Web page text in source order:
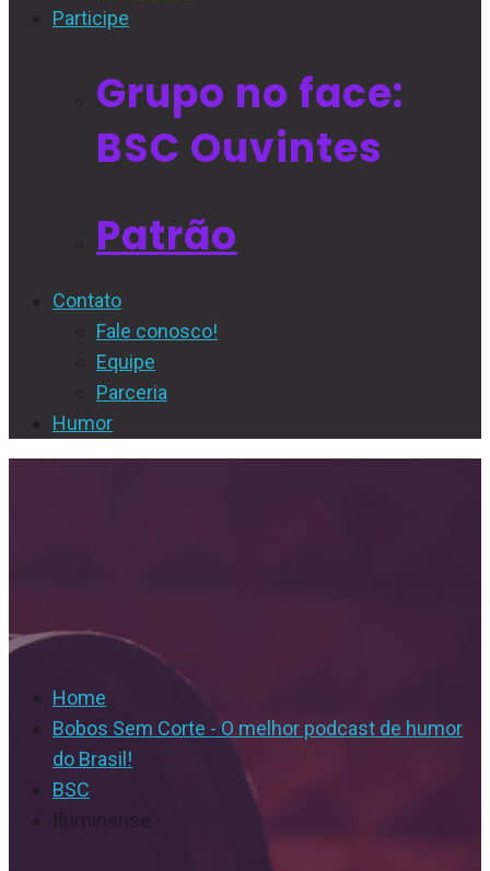
Participe
Grupo no face:
BSC Ouvintes
Patrão
Contato
Fale conosco!
Equipe
Parceria
Humor
Home
Bobos Sem Corte - O melhor podcast de humor
do Brasil!
BSC
fluminense